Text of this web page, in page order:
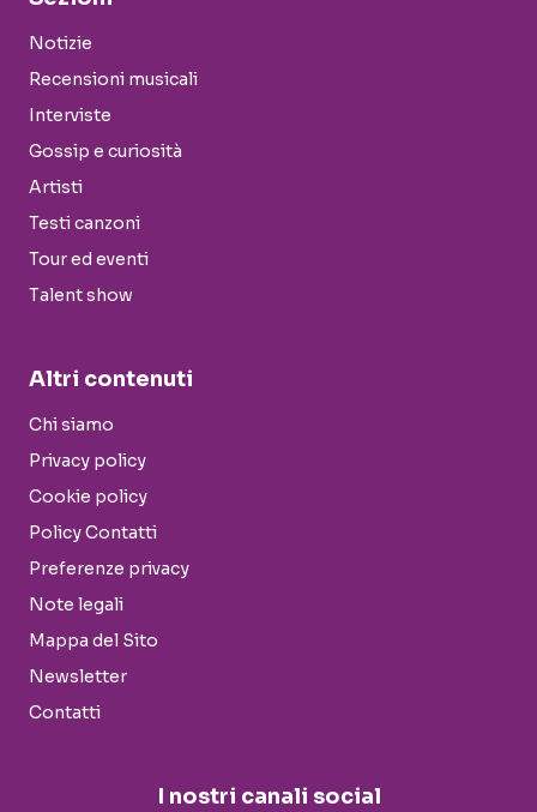
Notizie
Recensioni musicali
Interviste
Gossip e curiosità
Artisti
Testi canzoni
Tour ed eventi
Talent show
Altri contenuti
Chi siamo
Privacy policy
Cookie policy
Policy Contatti
Preferenze privacy
Note legali
Mappa del Sito
Newsletter
Contatti
I nostri canali social